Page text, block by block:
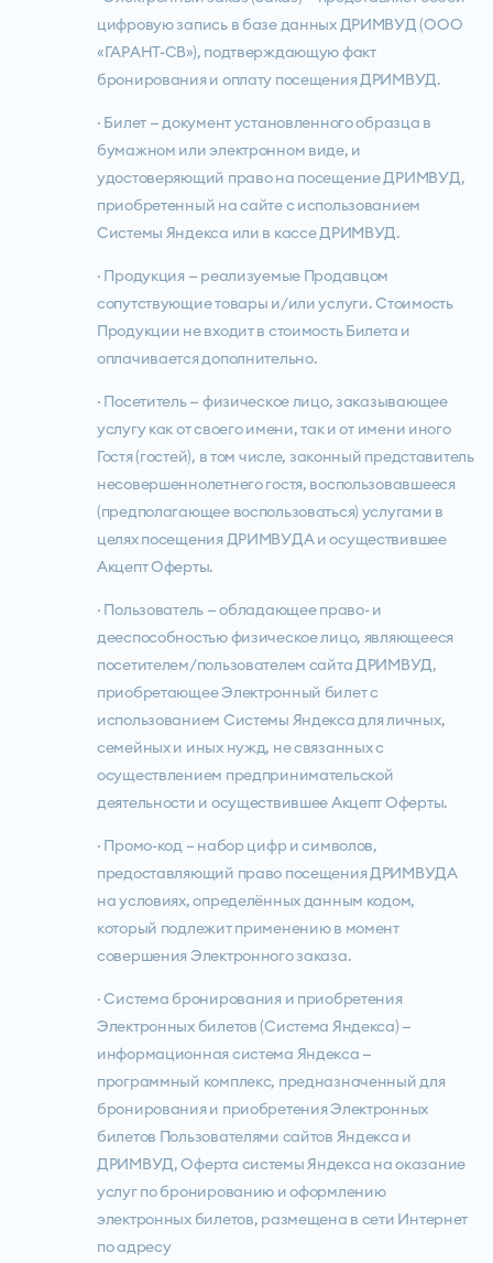
цифровую запись в базе данных ДРИМВУД (ООО
«ГАРАНТ-СВ»), подтверждающую факт
бронирования и оплату посещения ДРИМВУД.
· Билет — документ установленного образца в
бумажном или электронном виде, и
удостоверяющий право на посещение ДРИМВУД,
приобретенный на сайте с использованием
Системы Яндекса или в кассе ДРИМВУД.
· Продукция — реализуемые Продавцом
сопутствующие товары и/или услуги. Стоимость
Продукции не входит в стоимость Билета и
оплачивается дополнительно.
· Посетитель — физическое лицо, заказывающее
услугу как от своего имени, так и от имени иного
Гостя (гостей), в том числе, законный представитель
несовершеннолетнего гостя, воспользовавшееся
(предполагающее воспользоваться) услугами в
целях посещения ДРИМВУДА и осуществившее
Акцепт Оферты.
· Пользователь — обладающее право- и
дееспособностью физическое лицо, являющееся
посетителем/пользователем сайта ДРИМВУД,
приобретающее Электронный билет с
использованием Системы Яндекса для личных,
семейных и иных нужд, не связанных с
осуществлением предпринимательской
деятельности и осуществившее Акцепт Оферты.
· Промо-код – набор цифр и символов,
предоставляющий право посещения ДРИМВУДА
на условиях, определённых данным кодом,
который подлежит применению в момент
совершения Электронного заказа.
· Система бронирования и приобретения
Электронных билетов (Система Яндекса) —
информационная система Яндекса —
программный комплекс, предназначенный для
бронирования и приобретения Электронных
билетов Пользователями сайтов Яндекса и
ДРИМВУД, Оферта системы Яндекса на оказание
услуг по бронированию и оформлению
электронных билетов, размещена в сети Интернет
по адресу